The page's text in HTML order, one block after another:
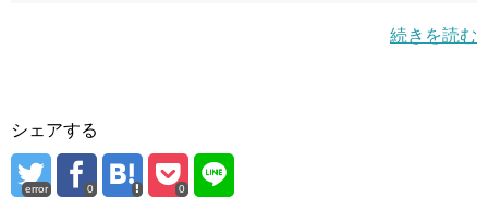
続きを読む
シェアする
error 0 0